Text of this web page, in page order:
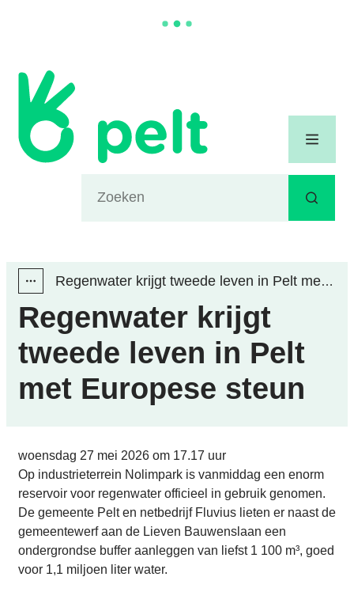
Gemeente Pelt
Zoeken
Menu
Toon alle broodkruimel items
Regenwater krijgt tweede leven in Pelt met Europese steun
Regenwater krijgt
tweede leven in Pelt
met Europese steun
Gepubliceerd op
woensdag 27 mei 2026 om 17.17 uur
Op industrieterrein Nolimpark is vanmiddag een enorm
reservoir voor regenwater officieel in gebruik genomen.
De gemeente Pelt en netbedrijf Fluvius lieten er naast de
gemeentewerf aan de Lieven Bauwenslaan een
ondergrondse buffer aanleggen van liefst 1 100 m³, goed
voor 1,1 miljoen liter water.